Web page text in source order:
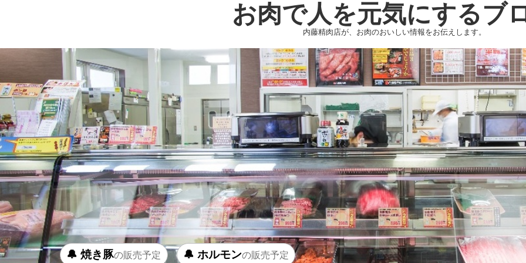
お肉で人を元気にするブ
内藤精肉店が、お肉のおいしい情報をお伝えします。
🔔 焼き豚の販売予定 🔔 ホルモンの販売予定